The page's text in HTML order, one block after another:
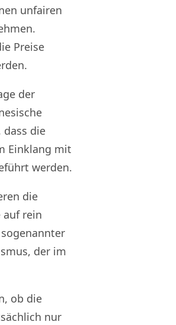
unfairen
Preise
der
dass die
Einklang mit
werden.
die
auf rein
der im
ob die
nur